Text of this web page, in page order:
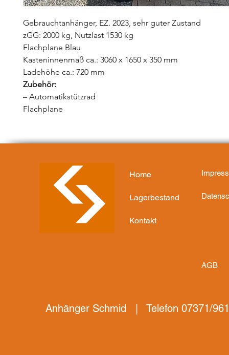
Gebrauchtanhänger, EZ. 2023, sehr guter Zustand
zGG: 2000 kg, Nutzlast 1530 kg
Flachplane Blau
Kasteninnenmaß ca.: 3060 x 1650 x 350 mm
Ladehöhe ca.: 720 mm
Zubehör:
– Automatikstützrad
Flachplane
Home
Lagerbestand
Kontakt
AGB
Anhänger Schmid | Telefon 07371/